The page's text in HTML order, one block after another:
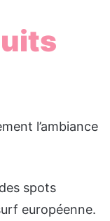
l’ambiance
spots
européenne.